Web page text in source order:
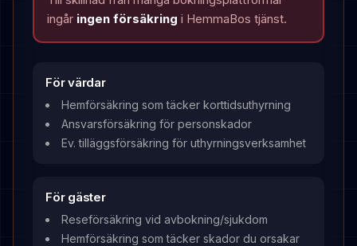
ingår ingen försäkring i HemmaBos tjänst.
För värdar
Hemförsäkring som täcker korttidsuthyrning
Ansvarsförsäkring för personskador
Ev. tilläggsförsäkring för uthyrningsverksamhet
För gäster
Reseförsäkring vid avbokning/sjukdom
Hemförsäkring som täcker skador du orsakar